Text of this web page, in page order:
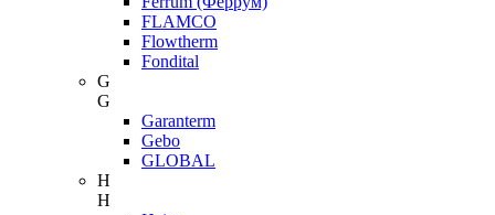
FLAMCO
Flowtherm
Fondital
G
G
Garanterm
Gebo
GLOBAL
H
H